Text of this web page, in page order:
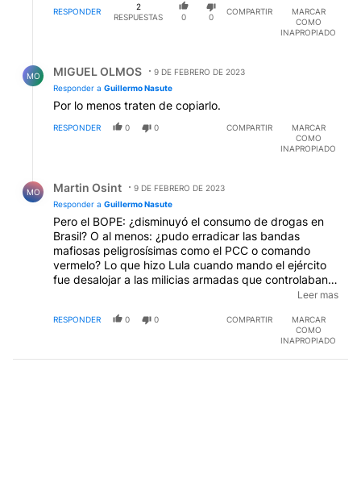
RESPONDER
2
RESPUESTAS
0 0
COMPARTIR
MARCAR
COMO
INAPROPIADO
MO MIGUEL OLMOS
9 DE FEBRERO DE 2023
Responder a Guillermo Nasute
Por lo menos traten de copiarlo.
RESPONDER 0 0 COMPARTIR
MARCAR
COMO
INAPROPIADO
MO Martin Osint
9 DE FEBRERO DE 2023
Responder a Guillermo Nasute
Pero el BOPE: ¿disminuyó el consumo de drogas en
Brasil? O al menos: ¿pudo erradicar las bandas
mafiosas peligrosísimas como el PCC o comando
vermelo? Lo que hizo Lula cuando mando el ejército
fue desalojar a las milicias armadas que controlaban la
entrada a las favelas (lo que es razonable) pero los
favela. ¿O acaso en Brasil hay menos
Leer mas
RESPONDER 0 0 COMPARTIR
MARCAR
COMO
INAPROPIADO